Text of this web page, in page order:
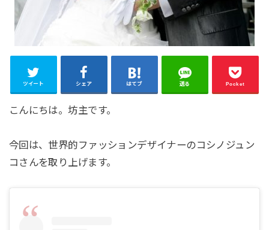
ツイート シェア はてブ 送る Pocket
こんにちは。坊主です。
今回は、世界的ファッションデザイナーのコシノジュン
コさんを取り上げます。